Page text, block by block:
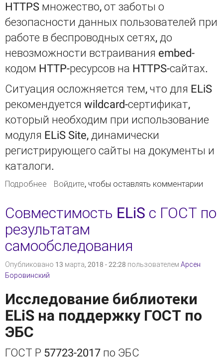
HTTPS множество, от заботы о
безопасности данных пользователей при
работе в беспроводных сетях, до
невозможности встраивания embed-
кодом HTTP-ресурсов на HTTPS-сайтах.
Ситуация осложняется тем, что для ELiS
рекомендуется wildcard-сертификат,
который необходим при использование
модуля ELiS Site, динамически
регистрирующего сайты на документы и
каталоги.
Подробнее о Как бесплатно получить wildcard SSL-
Войдите, чтобы оставлять комментарии
Совместимость ELiS с ГОСТ по
результатам
самообследования
Опубликовано 13 марта, 2018 - 22:28 пользователем Арсен
Боровинский
Исследование библиотеки
ELiS на поддержку ГОСТ по
ЭБС
ГОСТ Р 57723-2017 по ЭБС